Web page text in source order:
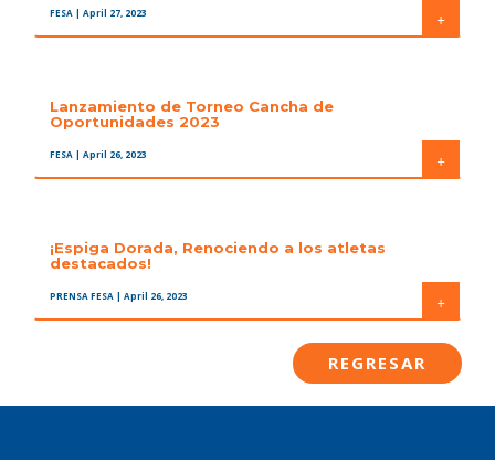
FESA | April 27, 2023 +
Lanzamiento de Torneo Cancha de
Oportunidades 2023
FESA | April 26, 2023 +
¡Espiga Dorada, Renociendo a los atletas
destacados!
PRENSA FESA | April 26, 2023 +
REGRESAR